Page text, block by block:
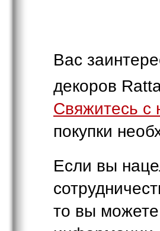
Вас
декоров
Свяжитесь с
покупки
Если вы
то вы